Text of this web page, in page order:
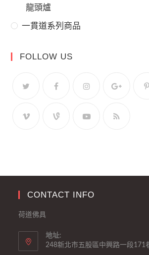
龍頭爐
一貫道系列商品
FOLLOW US
CONTACT INFO
荷道佛具
地址:
248新北市五股區中興路一段171